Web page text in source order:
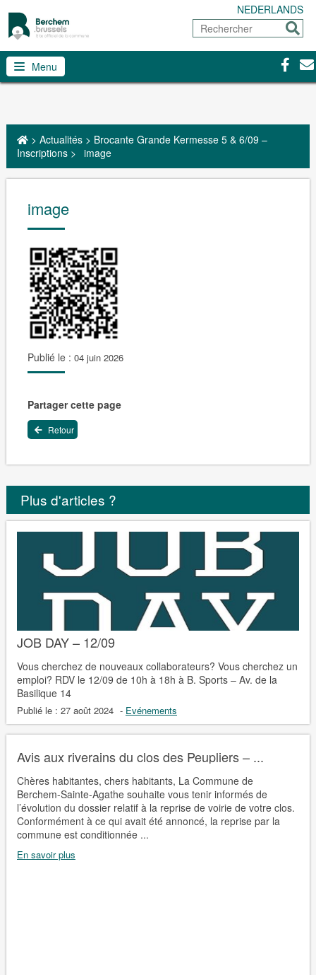
NEDERLANDS
Rechercher
Menu
> Actualités> Brocante Grande Kermesse 5 & 6/09 –
Inscriptions> image
image
Publié le : 04 juin 2026
Partager cette page
Retour
Plus d'articles ?
JOB DAY – 12/09
Vous cherchez de nouveaux collaborateurs? Vous cherchez un
emploi? RDV le 12/09 de 10h à 18h à B. Sports – Av. de la
Basilique 14
Publié le : 27 août 2024 - Evénements
Avis aux riverains du clos des Peupliers – ...
Chères habitantes, chers habitants, La Commune de
Berchem-Sainte-Agathe souhaite vous tenir informés de
l’évolution du dossier relatif à la reprise de voirie de votre clos.
Conformément à ce qui avait été annoncé, la reprise par la
commune est conditionnée ...
En savoir plus